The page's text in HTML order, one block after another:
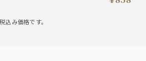
込み価格です。